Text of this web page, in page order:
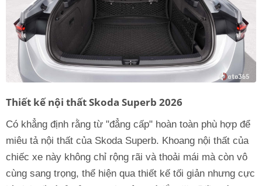
Thiết kế nội thất Skoda Superb 2026
Có khẳng định rằng từ "đẳng cấp" hoàn toàn phù hợp để
miêu tả nội thất của Skoda Superb. Khoang nội thất của
chiếc xe này không chỉ rộng rãi và thoải mái mà còn vô
cùng sang trọng, thể hiện qua thiết kế tối giản nhưng cực